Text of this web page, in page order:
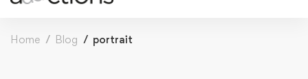
Home Blog portrait